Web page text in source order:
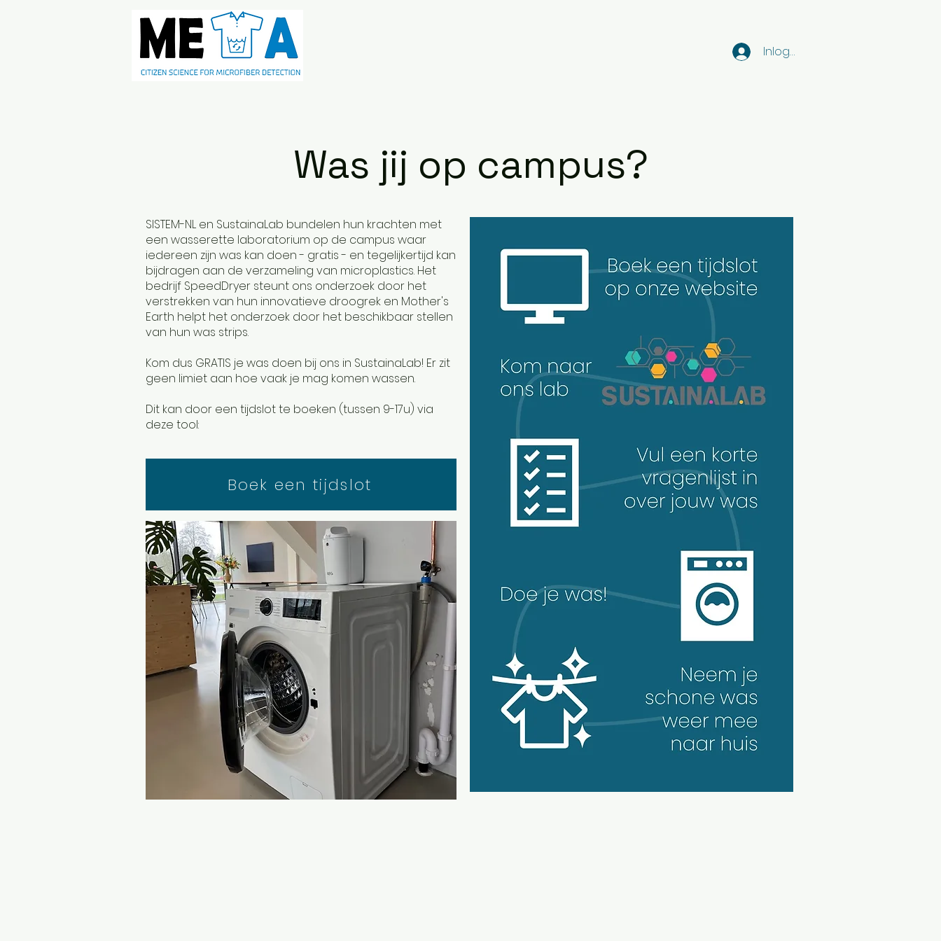
Inloggen
Was jij op campus?
SISTEM-NL en SustainaLab bundelen hun krachten met
een wasserette laboratorium op de campus waar
iedereen zijn was kan doen - gratis - en tegelijkertijd kan
bijdragen aan de verzameling van microplastics. Het
bedrijf SpeedDryer steunt ons onderzoek door het
verstrekken van hun innovatieve droogrek en Mother's
Earth helpt het onderzoek door het beschikbaar stellen
van hun was strips.
Kom dus GRATIS je was doen bij ons in SustainaLab! Er zit
geen limiet aan hoe vaak je mag komen wassen.
Dit kan door een tijdslot te boeken (tussen 9-17u) via
deze tool:
Boek een tijdslot